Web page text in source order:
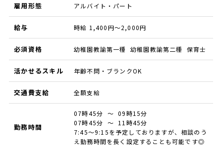
雇用形態 アルバイト・パート
給与 時給 1,400円～2,000円
必須資格 幼稚園教諭第一種 幼稚園教諭第二種 保育士
活かせるスキル 年齢不問・ブランクOK
交通費支給 全額支給
勤務時間
07時45分 ～ 09時15分
07時45分 ～ 11時45分
7:45～9:15を予定しておりますが、相談のう
え勤務時間を長く設定することも可能です◎